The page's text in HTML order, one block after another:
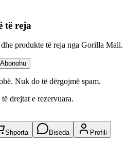
të reja
produkte të reja nga Gorilla Mall.
Abonohu
Nuk do të dërgojmë spam.
drejtat e rezervuara.
Shporta Biseda Profili